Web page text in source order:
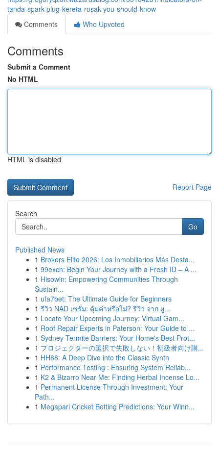
tanda-spark-plug-kereta-rosak-you-should-know
Comments
Who Upvoted
Comments
Submit a Comment
No HTML
HTML is disabled
Report Page
Search
Go
Published News
1 Brokers Elite 2026: Los Inmobiliarios Más Desta...
1 99exch: Begin Your Journey with a Fresh ID – A ...
1 Hisowin: Empowering Communities Through
Sustain...
1 ufa7bet: The Ultimate Guide for Beginners
1 รีวิว NAD เซรั่ม: คุ้มค่าหรือไม่? รีวิว จาก ผู...
1 Locate Your Upcoming Journey: Virtual Gam...
1 Roof Repair Experts in Paterson: Your Guide to ...
1 Sydney Termite Barriers: Your Home's Best Prot...
1 プロジェクターの選択で失敗しない！初級者向け購...
1 HH88: A Deep Dive into the Classic Synth
1 Performance Testing : Ensuring System Reliab...
1 K2 & Bizarro Near Me: Finding Herbal Incense Lo...
1 Permanent License Through Investment: Your
Path...
1 Megapari Cricket Betting Predictions: Your Winn...